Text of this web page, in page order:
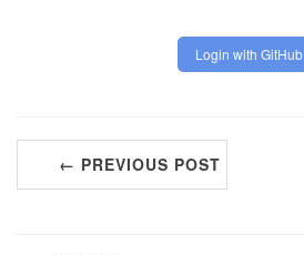
Login with GitHub
← PREVIOUS POST